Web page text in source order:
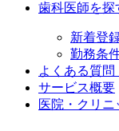
歯科医師を探
新着登
勤務条
よくある質問
サービス概要
医院・クリニ